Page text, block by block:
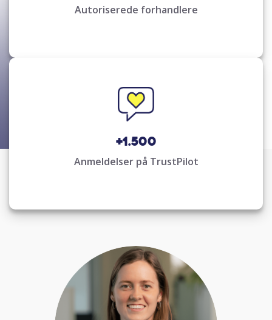
Autoriserede forhandlere
+1.500
Anmeldelser på TrustPilot